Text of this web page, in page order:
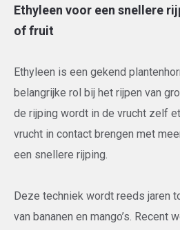
Ethyleen voor een snellere
of fruit
Ethyleen is een gekend
belangrijke rol bij het rijpen van
de rijping wordt in de vrucht zelf
vrucht in contact brengen met
een snellere rijping.
Deze techniek wordt reeds jaren
van bananen en mango’s. Recent